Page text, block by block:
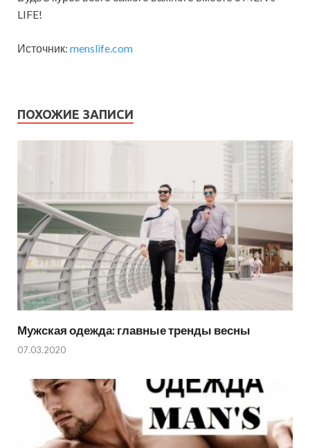
LIFE!
Источник: menslife.com
ПОХОЖИЕ ЗАПИСИ
Мужская одежда: главные тренды весны
07.03.2020